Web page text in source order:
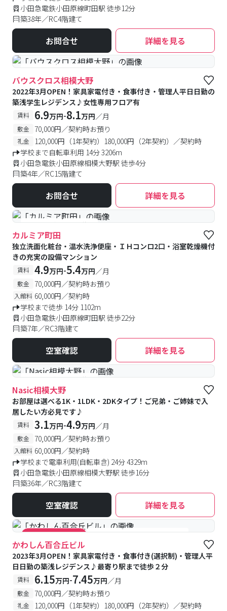
小田急電鉄小田原線町田駅 徒歩12分
築38年／RC4階建て
お問合せ 詳細を見る
#食事付き #女性専用フロアあり
バウスクロス相模大野
2022年3月OPEN！家具家電付き・食事付き・管理人平日日勤の
築浅学生レジデンス♪女性専用フロア有
賃料 6.9万円-8.1万円／月
敷金 70,000円／契約時お預り
礼金
120,000円（1年契約）180,000円（2年契約）／契約時
学校まで自転車利用 14分 3206m
小田急電鉄小田原線相模大野駅 徒歩4分
築4年／RC15階建て
お問合せ 詳細を見る
#予約受付中 #空室待ち
カルミア町田
独立洗面化粧台・温水洗浄便座・ＩＨコンロ2口・浴室乾燥機付
きの充実の設備マンション
賃料 4.9万円-5.4万円／月
敷金 70,000円／契約時お預り
入館料 60,000円／契約時
学校まで徒歩 14分 1102m
小田急電鉄小田原線町田駅 徒歩22分
築7年／RC3階建て
空室確認 詳細を見る
#予約受付中 #空室待ち
Nasic相模大野
お部屋は選べる1K・1LDK・2DKタイプ！ご兄弟・ご姉妹で入
居したい方必見です♪
賃料 3.1万円-4.9万円／月
敷金 70,000円／契約時お預り
入館料 60,000円／契約時
学校まで電車利用(自転車含) 24分 4329m
小田急電鉄小田原線相模大野駅 徒歩16分
築36年／RC3階建て
空室確認 詳細を見る
#キャンペーン実施中 #食事付き #女性専用フロアあり
かわしん百合丘ビル
2023年3月OPEN！家具家電付き・食事付き(選択制)・管理人平
日日勤の築浅レジデンス♪最寄り駅まで徒歩２分
賃料 6.15万円-7.45万円／月
敷金 70,000円／契約時お預り
礼金
120,000円（1年契約）180,000円（2年契約）／契約時